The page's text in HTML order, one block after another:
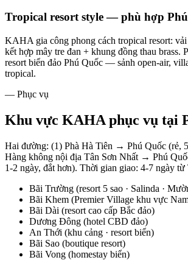
Tropical resort style — phù hợp
KAHA gia công phong cách tropical resort:
kết hợp mây tre đan + khung đồng thau brass.
resort biển đảo Phú Quốc — sảnh open-air,
tropical.
— Phục vụ
Khu vực KAHA phục vụ tại
Hai đường: (1) Phà Hà Tiên → Phú Quốc (rẻ,
Hàng không nội địa Tân Sơn Nhất → Phú
1-2 ngày, đắt hơn). Thời gian giao: 4-7 ngày
Bãi Trường (resort 5 sao · Salinda ·
Bãi Khem (Premier Village khu vực
Bãi Dài (resort cao cấp Bắc đảo)
Dương Đông (hotel CBD đảo)
An Thới (khu cảng · resort biển)
Bãi Sao (boutique resort)
Bãi Vong (homestay biển)